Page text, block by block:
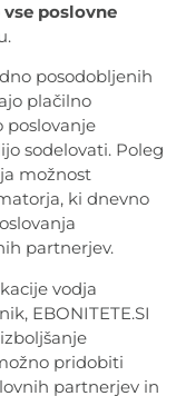
vse poslovne
posodobljenih
plačilno
poslovanje
sodelovati. Poleg
možnost
ki dnevno
partnerjev.
vodja
EBONITETE.SI
pridobiti
partnerjev in